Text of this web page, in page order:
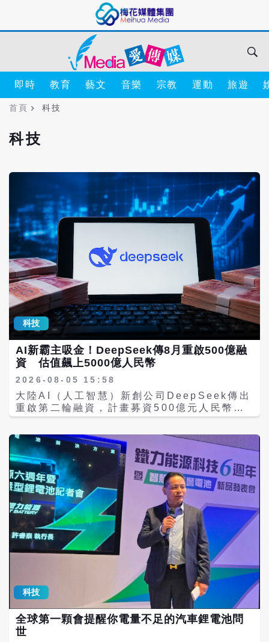
即時 教育 藝文 音樂 宗教 運動 旅遊
首頁 科技
科技
科技
AI新霸主吸金！DeepSeek傳8月重啟500億融
資 估值飆上5000億人民幣
2026-08-05 15:58
大陸AI（人工智慧）新創公司DeepSeek傳出
重啟第二輪融資，計畫募資500億元人民幣，
投前估值約5000億元，預計8月下旬完成簽
額將超過1000億元。不過，DeepSeek目前
尚未發布公告，也未證實融資重啟、估值及簽
約時程。 大陸《財經》5日引述多名交易人士
報導，DeepSeek第二輪融資至少在7月中旬
已經啟動，但7月底突然暫停，部分列入談判
候補名單的投資人被告知，原定簽署融資協議
的安排暫緩。交易人士稱，DeepSeek與正在
洽談的投資人希望融資重啟後低調進行。 目前
各投資機構接獲的訊息並不一致。部分先前積
極接觸DeepSeek的投資機構表示，尚未收到
恢復融資的通知，參與通道仍處於暫緩狀態。
對於第二輪融資先前喊停，據傳與內部談話外
流有關。彭博7月下旬引述知情人士報導，創
辦人梁文鋒不滿他與投資人交流的內容在網路
廣泛流傳，DeepSeek因此通知部分投資人，
暫不按原定時程簽署協議。 據路透於7月15日
引述3名知情人士說法，DeepSeek準備進行
科技
全球第一顆會提醒你電量不足的汽車鋰電池問
世